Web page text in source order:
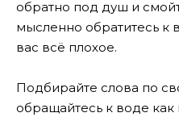
обратно под душ и
мысленно обратитесь к
вас всё плохое.
Подбирайте слова по
обращайтесь к воде